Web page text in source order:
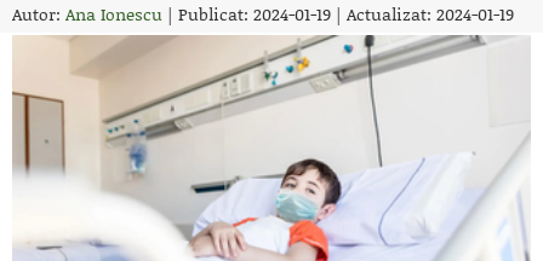
Autor: Ana Ionescu | Publicat: 2024-01-19 | Actualizat: 2024-01-19